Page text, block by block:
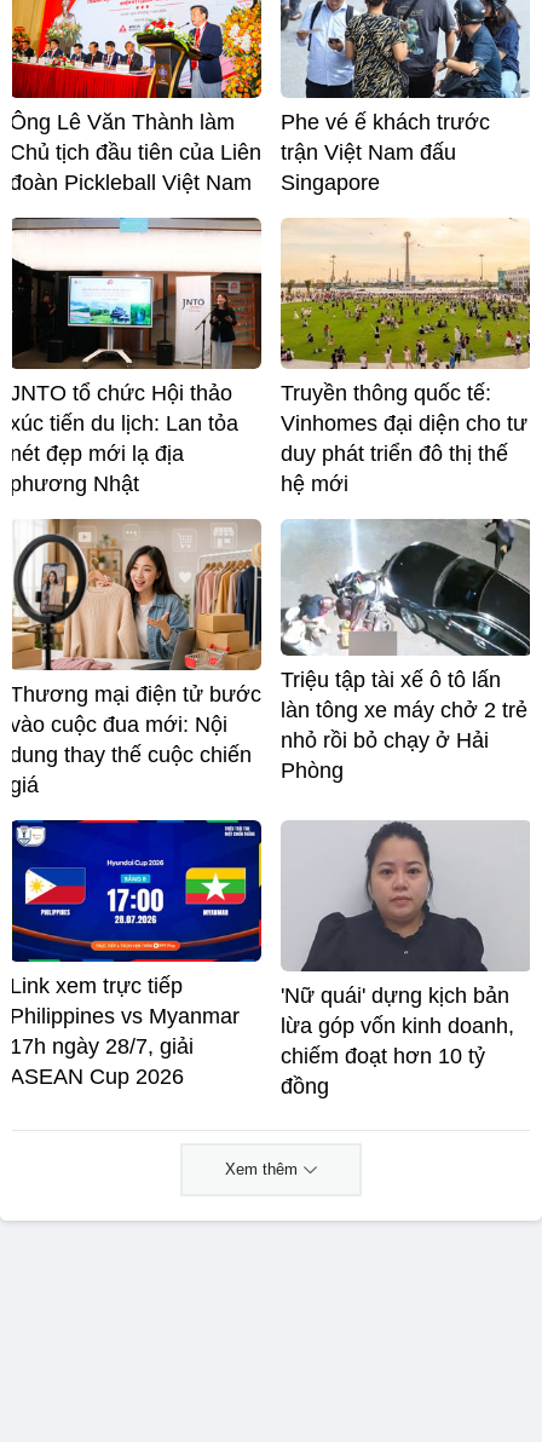
Ông Lê Văn Thành làm
Chủ tịch đầu tiên của Liên
đoàn Pickleball Việt Nam
Phe vé ế khách trước
trận Việt Nam đấu
Singapore
JNTO tổ chức Hội thảo
xúc tiến du lịch: Lan tỏa
nét đẹp mới lạ địa
phương Nhật
Truyền thông quốc tế:
Vinhomes đại diện cho tư
duy phát triển đô thị thế
hệ mới
Thương mại điện tử bước
vào cuộc đua mới: Nội
dung thay thế cuộc chiến
giá
Triệu tập tài xế ô tô lấn
làn tông xe máy chở 2 trẻ
nhỏ rồi bỏ chạy ở Hải
Phòng
Link xem trực tiếp
Philippines vs Myanmar
17h ngày 28/7, giải
ASEAN Cup 2026
'Nữ quái' dựng kịch bản
lừa góp vốn kinh doanh,
chiếm đoạt hơn 10 tỷ
đồng
Xem thêm